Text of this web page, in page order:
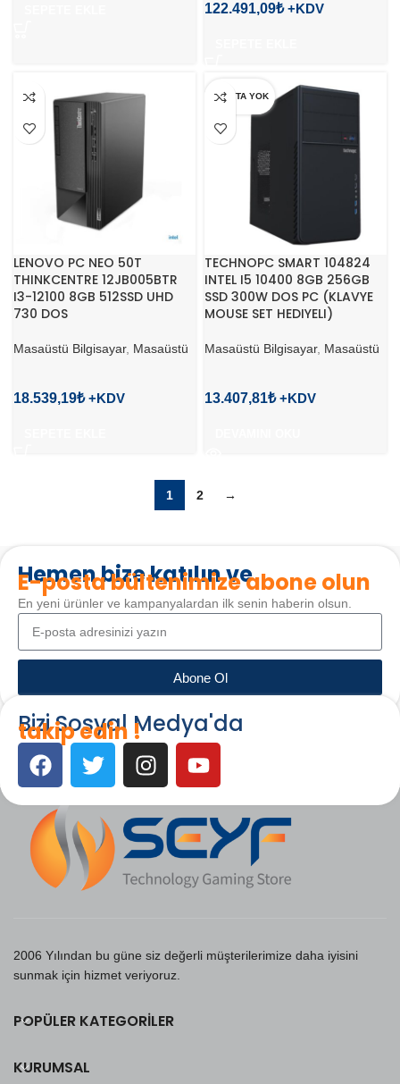
122.491,09₺
LENOVO PC NEO 50T
THINKCENTRE 12JB005BTR
I3-12100 8GB 512SSD UHD
730 DOS
Masaüstü Bilgisayar, Masaüstü
18.539,19₺
STOKTA YOK
TECHNOPC SMART 104824
INTEL I5 10400 8GB 256GB
SSD 300W DOS PC (KLAVYE
MOUSE SET HEDIYELI)
Masaüstü Bilgisayar, Masaüstü
13.407,81₺
1 2 →
Hemen bize katılın ve
E-posta bültenimize abone olun
En yeni ürünler ve kampanyalardan ilk senin haberin olsun.
Abone Ol
Bizi Sosyal Medya'da
takip edin !
2006 Yılından bu güne siz değerli müşterilerimize daha iyisini
sunmak için hizmet veriyoruz.
POPÜLER KATEGORILER
KURUMSAL